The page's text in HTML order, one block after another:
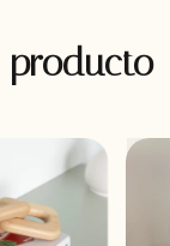
producto